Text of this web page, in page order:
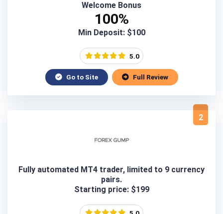
Welcome Bonus
100%
Min Deposit: $100
5.0
Go to Site Full Review
2
Fully automated MT4 trader, limited to 9 currency
pairs.
Starting price: $199